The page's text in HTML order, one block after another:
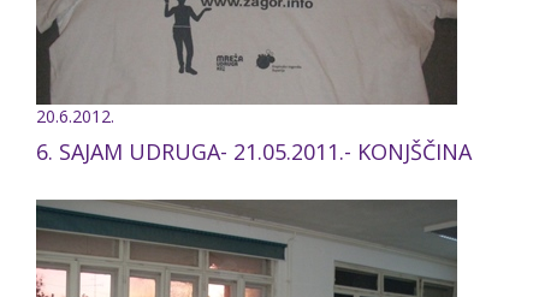
20.6.2012.
6. SAJAM UDRUGA- 21.05.2011.- KONJŠČINA